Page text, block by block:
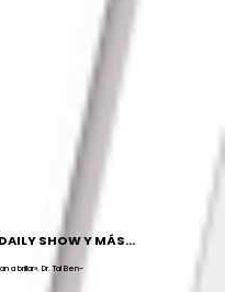
SHOW Y MÁS...
brillar». Dr. Tal Ben-